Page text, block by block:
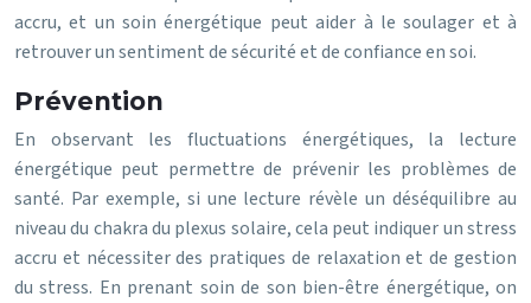
accru, et un soin énergétique peut aider à le soulager et à
retrouver un sentiment de sécurité et de confiance en soi.
Prévention
En observant les fluctuations énergétiques, la lecture
énergétique peut permettre de prévenir les problèmes de
santé. Par exemple, si une lecture révèle un déséquilibre au
niveau du chakra du plexus solaire, cela peut indiquer un stress
accru et nécessiter des pratiques de relaxation et de gestion
du stress. En prenant soin de son bien-être énergétique, on